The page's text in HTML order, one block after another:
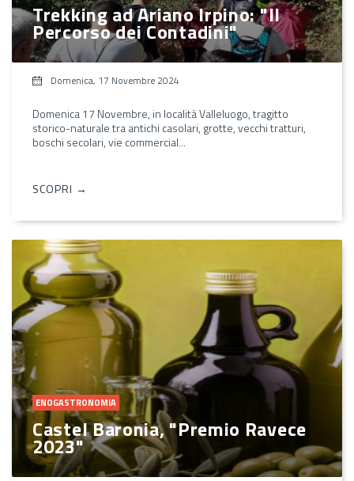
Trekking ad Ariano Irpino: "Il
Percorso dei Contadini"
Domenica, 17 Novembre 2024
Domenica 17 Novembre, in località Valleluogo, tragitto
storico-naturale tra antichi casolari, grotte, vecchi tratturi,
boschi secolari, vie commercial...
SCOPRI →
ENOGASTRONOMIA
Castel Baronia, "Premio Ravece
2023"